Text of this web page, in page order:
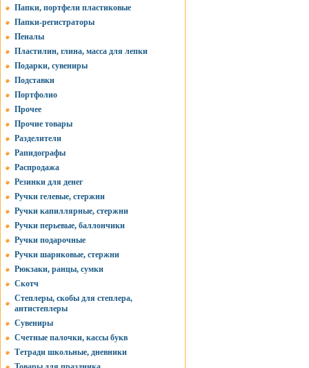
Папки, портфели пластиковые
Папки-регистраторы
Пеналы
Пластилин, глина, масса для лепки
Подарки, сувениры
Подставки
Портфолио
Прочее
Прочие товары
Разделители
Рапидографы
Распродажа
Резинки для денег
Ручки гелевые, стержни
Ручки капиллярные, стержни
Ручки перьевые, баллончики
Ручки подарочные
Ручки шариковые, стержни
Рюкзаки, ранцы, сумки
Скотч
Степлеры, скобы для степлера,
антистеплеры
Сувениры
Счетные палочки, кассы букв
Тетради школьные, дневники